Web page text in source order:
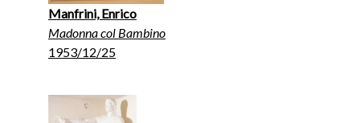
Manfrini, Enrico
Madonna col Bambino
1953/12/25